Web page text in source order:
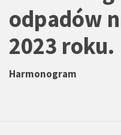
odpadów
2023 roku.
Harmonogram